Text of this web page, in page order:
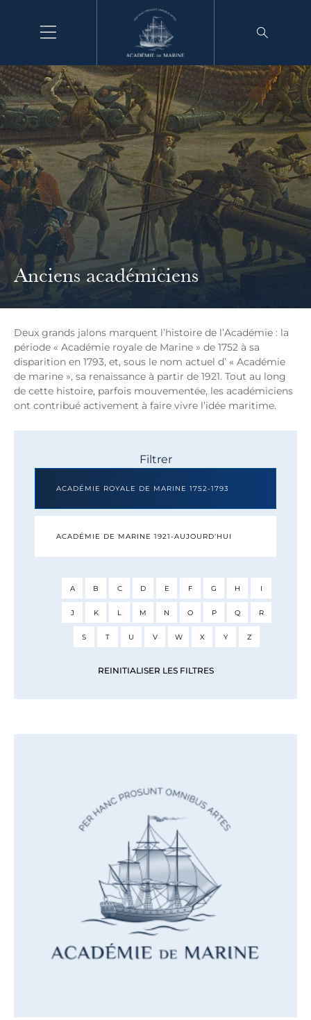
Aller
au
contenu
Anciens académiciens
Deux grands jalons marquent l’histoire de l’Académie : la
période « Académie royale de Marine » de 1752 à sa
disparition en 1793, et, sous le nom actuel d’ « Académie
de marine », sa renaissance à partir de 1921. Tout au long
de cette histoire, parfois mouvementée, les académiciens
ont contribué activement à faire vivre l’idée maritime.
Filtrer
ACADÉMIE ROYALE DE MARINE 1752-1793
ACADÉMIE DE MARINE 1921-AUJOURD'HUI
A B C D E F G H I
J K L M N O P Q R
S T U V W X Y Z
REINITIALISER LES FILTRES